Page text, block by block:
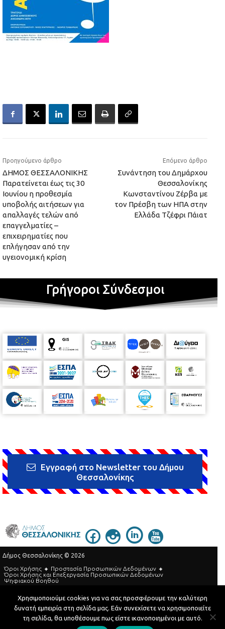
Προηγούμενο άρθρο
ΔΗΜΟΣ ΘΕΣΣΑΛΟΝΙΚΗΣ
Παρατείνεται έως τις 30
Ιουνίου η προθεσμία
υποβολής αιτήσεων για
απαλλαγές τελών από
επαγγελματίες –
επιχειρηματίες που
επλήγησαν από την
υγειονομική κρίση
Επόμενο άρθρο
Συνάντηση του Δημάρχου
Θεσσαλονίκης
Κωνσταντίνου Ζέρβα με
τον Πρέσβη των ΗΠΑ στην
Ελλάδα Τζέφρι Πάιατ
Γρήγοροι Σύνδεσμοι
Εγγραφή στο Newsletter του Δήμου
Θεσσαλονίκης
Δήμος Θεσσαλονίκης © 2026
Όροι Χρήσης
Προστασία Προσωπικών Δεδομένων
Όροι Xρήσης και Eπεξεργασία Προσωπικών Δεδομένων
Ψηφιακού Βοηθού
Τηλεφωνικός Κατάλογος
Developed by MyCompany Projects
Χρησιμοποιούμε cookies για να σας προσφέρουμε την καλύτερη
δυνατή εμπειρία στη σελίδα μας. Εάν συνεχίσετε να χρησιμοποιείτε
τη σελίδα, θα υποθέσουμε πως είστε ικανοποιημένοι με αυτό.